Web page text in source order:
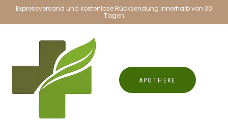
Expressversand und kostenlose Rücksendung innerhalb von 30
Tagen
APOTHEKE